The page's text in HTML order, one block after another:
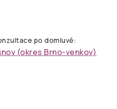
po domluvě:
(okres Brno-venkov)